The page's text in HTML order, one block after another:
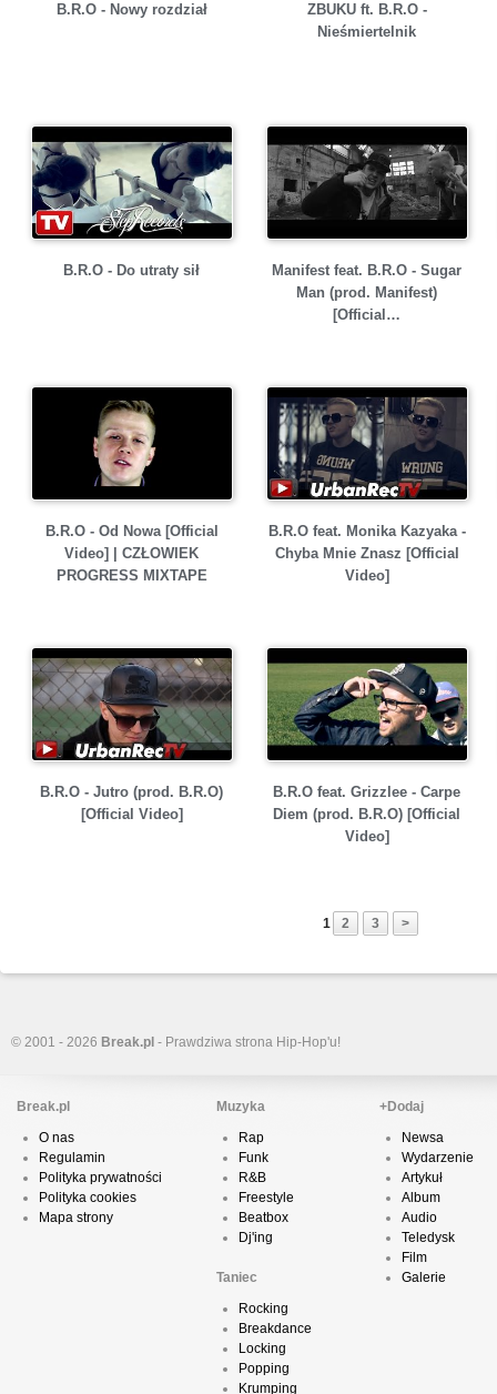
B.R.O - Nowy rozdział
ZBUKU ft. B.R.O -
Nieśmiertelnik
B.R.O - Do utraty sił
Manifest feat. B.R.O - Sugar
Man (prod. Manifest)
[Official…
B.R.O - Od Nowa [Official
Video] | CZŁOWIEK
PROGRESS MIXTAPE
B.R.O feat. Monika Kazyaka -
Chyba Mnie Znasz [Official
Video]
B.R.O - Jutro (prod. B.R.O)
[Official Video]
B.R.O feat. Grizzlee - Carpe
Diem (prod. B.R.O) [Official
Video]
1 2 3 >
© 2001 - 2026 Break.pl - Prawdziwa strona Hip-Hop'u!
Break.pl
O nas
Regulamin
Polityka prywatności
Polityka cookies
Mapa strony
Muzyka
Rap
Funk
R&B
Freestyle
Beatbox
Dj'ing
Taniec
Rocking
Breakdance
Locking
Popping
Krumping
+Dodaj
Newsa
Wydarzenie
Artykuł
Album
Audio
Teledysk
Film
Galerie